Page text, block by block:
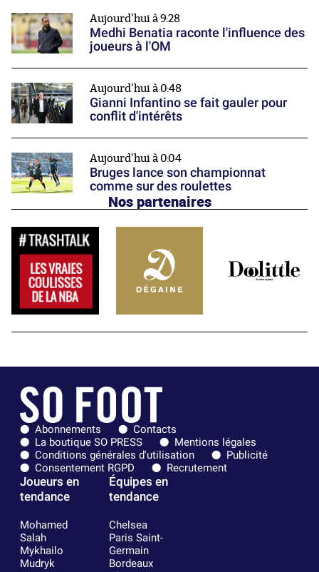
Aujourd'hui à 9:28
Medhi Benatia raconte l'influence des
joueurs à l'OM
Aujourd'hui à 0:48
Gianni Infantino se fait gauler pour
conflit d'intérêts
Aujourd'hui à 0:04
Bruges lance son championnat
comme sur des roulettes
Nos partenaires
Abonnements
Contacts
La boutique SO PRESS
Mentions légales
Conditions générales d'utilisation
Publicité
Consentement RGPD
Recrutement
Joueurs en
tendance
Mohamed
Salah
Mykhailo
Mudryk
Équipes en
tendance
Chelsea
Paris Saint-
Germain
Bordeaux